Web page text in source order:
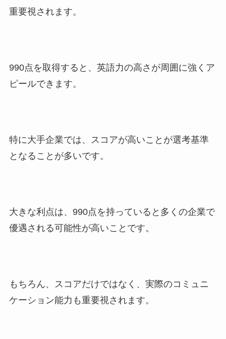
重要視されます。
990点を取得すると、英語力の高さが周囲に強くア
ピールできます。
特に大手企業では、スコアが高いことが選考基準
となることが多いです。
大きな利点は、990点を持っていると多くの企業で
優遇される可能性が高いことです。
もちろん、スコアだけではなく、実際のコミュニ
ケーション能力も重要視されます。